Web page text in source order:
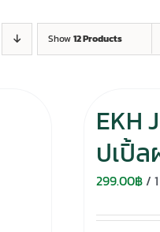
Show12 Products
EKH
ปเปิ้
299.00฿/